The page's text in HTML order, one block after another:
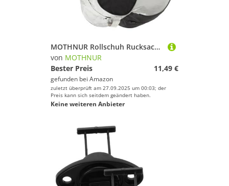
Fitness & Training
Inline-Skates & Rollschuhe
Jagd-Sport
Kampfsport
Kanu-Sport
Klettern & Bouldern
MOTHNUR Rollschuh Rucksack Dreieckstasche aus Langlebigem Material mit Verstellbarem Gepolstertem Schultergurt Multifunktional als Handtasche Nutzbar für Rollschuhe und Eislaufschuhe
von MOTHNUR
Bester Preis
11,49 €
gefunden bei Amazon
zuletzt überprüft am 27.09.2025 um 00:03; der
Preis kann sich seitdem geändert haben.
Keine weiteren Anbieter